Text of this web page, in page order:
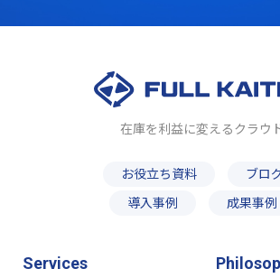
在庫を利益に変えるクラウ
お役立ち資料
ブロ
導入事例
成果事例
Services